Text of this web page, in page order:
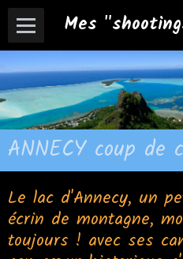
Mes
ANNECY coup de
Le lac d'Annecy, un
écrin de montagne,
toujours ! avec ses